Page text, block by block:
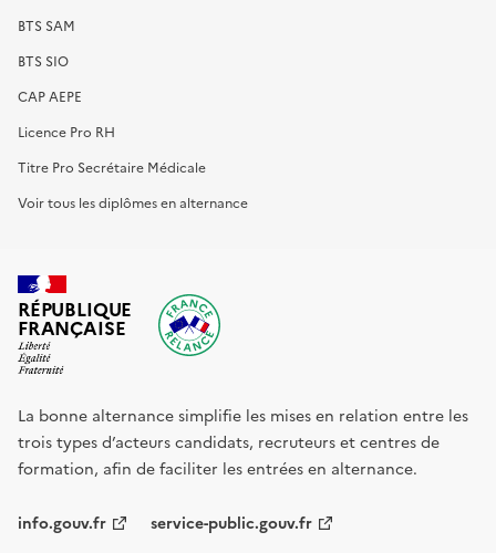
BTS SAM
BTS SIO
CAP AEPE
Licence Pro RH
Titre Pro Secrétaire Médicale
Voir tous les diplômes en alternance
RÉPUBLIQUE
FRANÇAISE
La bonne alternance simplifie les mises en relation entre les
trois types d’acteurs candidats, recruteurs et centres de
formation, afin de faciliter les entrées en alternance.
info.gouv.fr service-public.gouv.fr